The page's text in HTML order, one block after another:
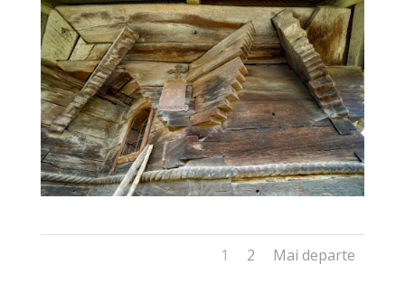
1 2 Mai departe